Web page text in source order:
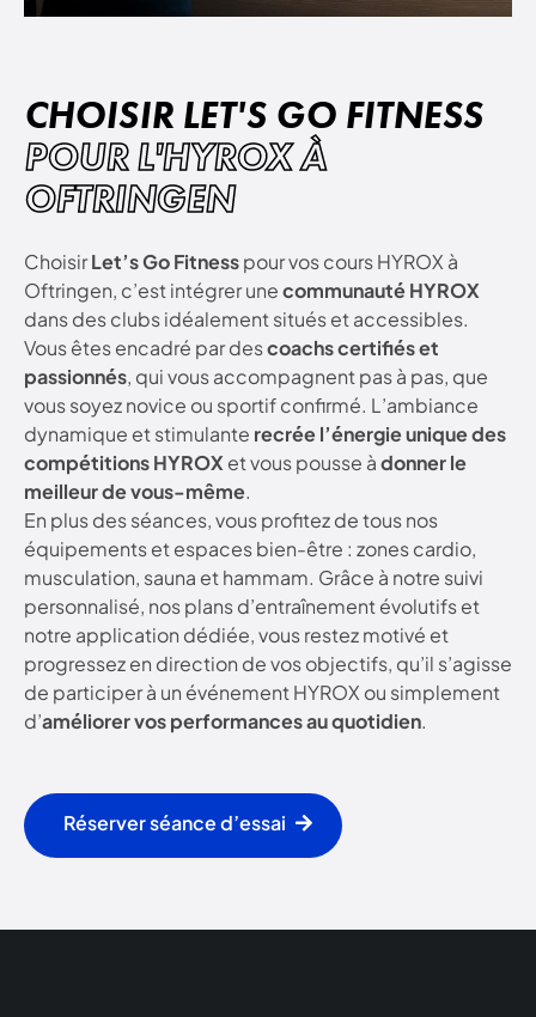
CHOISIR LET'S GO FITNESS
POUR L'HYROX À
OFTRINGEN
ChoisirLet’s Go Fitnesspour vos cours HYROX à
Oftringen, c’est intégrer unecommunauté HYROX
dans des clubs idéalement situés et accessibles.
Vous êtes encadré par descoachs certifiés et
passionnés, qui vous accompagnent pas à pas, que
vous soyez novice ou sportif confirmé. L’ambiance
dynamique et stimulante recrée l’énergie unique des
compétitions HYROX et vous pousse àdonner le
meilleur de vous-même.
En plus des séances, vous profitez de tous nos
équipements et espaces bien-être : zones cardio,
musculation, sauna et hammam. Grâce à notre suivi
personnalisé, nos plans d’entraînement évolutifs et
notre application dédiée, vous restez motivé et
progressez en direction de vos objectifs, qu’il s’agisse
de participer à un événement HYROX ou simplement
d’améliorer vos performances au quotidien.
Réserver séance d’essai